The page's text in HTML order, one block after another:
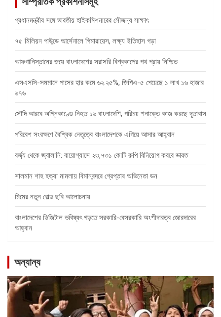
প্রধানমন্ত্রীর সঙ্গে ভারতীয় হাইকমিশনারের সৌজন্য সাক্ষাৎ
৭৫ মিলিয়ন পাউন্ডে আর্সেনালে গিমারায়েস, লক্ষ্য ইতিহাস গড়া
আফগানিস্তানের জয়ে বাংলাদেশের সরাসরি বিশ্বকাপের পথ প্রায় নিশ্চিত
এসএসসি-সমমানে পাসের হার কমে ৬২.২৫%, জিপিএ-৫ পেয়েছে ১ লাখ ১৬ হাজার
৬৭৬
সৌদি আরবে অগ্নিকাণ্ডে নিহত ১৬ বাংলাদেশি, পরিচয় শনাক্তে কাজ করছে দূতাবাস
পরিবেশ সংরক্ষণে বৈশ্বিক নেতৃত্বে বাংলাদেশকে এগিয়ে আসার আহ্বান
বর্জ্য থেকে জ্বালানি: বায়োগ্যাসে ২৩,৭৩১ কোটি রুপি বিনিয়োগ করবে ভারত
সালমান শাহ হত্যা মামলায় বিমানবন্দরে গ্রেপ্তার অভিনেতা ডন
মিমের নতুন বোল্ড ছবি আলোচনায়
বাংলাদেশের ডিজিটাল ভবিষ্যৎ গড়তে সরকারি-বেসরকারি অংশীদারত্ব জোরদারের
আহ্বান
অন্যান্য